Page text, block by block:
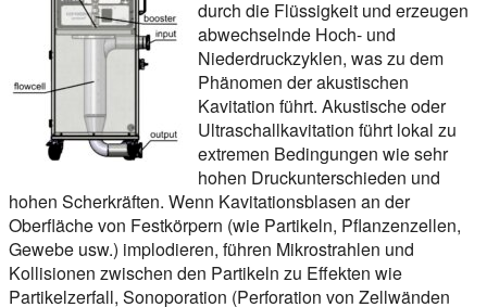
durch die Flüssigkeit und erzeugen
abwechselnde Hoch- und
Niederdruckzyklen, was zu dem
Phänomen der akustischen
Kavitation führt. Akustische oder
Ultraschallkavitation führt lokal zu
extremen Bedingungen wie sehr
hohen Druckunterschieden und
hohen Scherkräften. Wenn Kavitationsblasen an der
Oberfläche von Festkörpern (wie Partikeln, Pflanzenzellen,
Gewebe usw.) implodieren, führen Mikrostrahlen und
Kollisionen zwischen den Partikeln zu Effekten wie
Partikelzerfall, Sonoporation (Perforation von Zellwänden